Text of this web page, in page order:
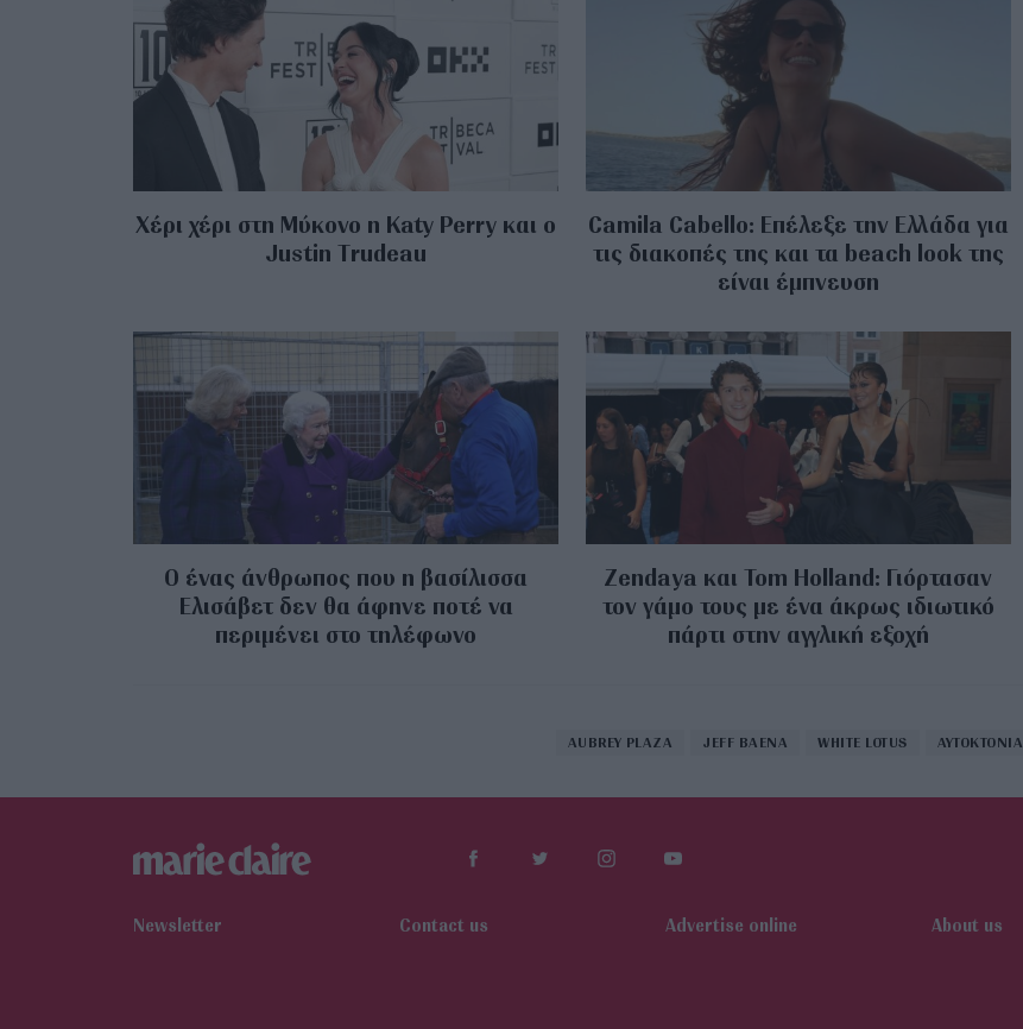
Χέρι χέρι στη Μύκονο η Katy Perry και ο
Justin Trudeau
Camila Cabello: Επέλεξε την Ελλάδα για
τις διακοπές της και τα beach look της
είναι έμπνευση
Ο ένας άνθρωπος που η βασίλισσα
Ελισάβετ δεν θα άφηνε ποτέ να
περιμένει στο τηλέφωνο
Zendaya και Tom Holland: Γιόρτασαν
τον γάμο τους με ένα άκρως ιδιωτικό
πάρτι στην αγγλική εξοχή
AUBREY PLAZA JEFF BAENA WHITE LOTUS ΑΥΤΟΚΤΟΝΙΑ
Newsletter Contact us Αdvertise online About us